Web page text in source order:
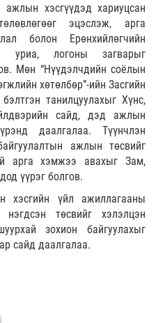
хэсгүүдэд хариуцсан
эцэслэж, арга
болон Ерөнхийлөгчийн
уриа, логоны загварыг
Мөн “Нүүдэлчдийн соёлын
хөтөлбөр”-ийн Засгийн
танилцуулахыг Хүнс,
сайд, дэд ажлын
даалгалаа. Түүнчлэн
ажлын төсвийг
арга хэмжээ авахыг Зам,
үүрэг болгов.
хэсгийн үйл ажиллагааны
нэгдсэн төсвийг хэлэлцэн
зохион байгуулахыг
сайд даалгалаа.